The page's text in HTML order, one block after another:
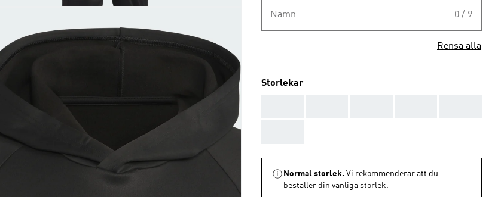
Namn 0 / 9
Rensa alla
Storlekar
Normal storlek. Vi rekommenderar att du
beställer din vanliga storlek.